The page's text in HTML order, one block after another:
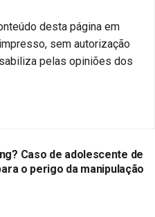
desta página em
sem autorização
pelas opiniões dos
Caso de adolescente de
o perigo da manipulação